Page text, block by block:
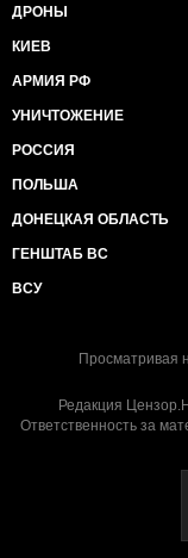
ДРОНЫ
КИЕВ
АРМИЯ РФ
УНИЧТОЖЕНИЕ
РОССИЯ
ПОЛЬША
ДОНЕЦКАЯ ОБЛАСТЬ
ГЕНШТАБ ВС
ВСУ
Просматривая
Редакция
Ответственность за